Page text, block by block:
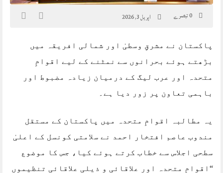
اپریل 3, 2026
پاکستان نے مشرقِ وسطیٰ اور شمالی افریقہ میں
بڑھتے ہوئے بحرانوں سے نمٹنے کے لیے اقوامِ
متحدہ اور عرب لیگ کے درمیان زیادہ مضبوط اور
باہمی تعاون پر زور دیا ہے۔
یہ مطالبہ اقوامِ متحدہ میں پاکستان کے مستقل
مندوب عاصم افتخار احمد نے سلامتی کونسل کے اعلیٰ
سطحی اجلاس سے خطاب کرتے ہوئے کیا، جس کا موضوع
“اقوامِ متحدہ اور علاقائی و ذیلی علاقائی تنظیموں